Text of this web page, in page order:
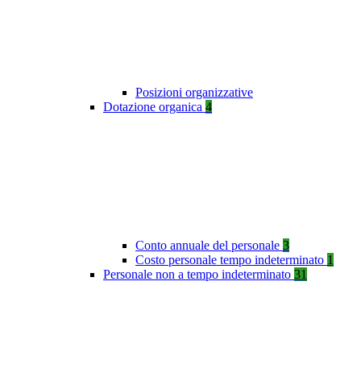
Posizioni organizzative
Dotazione organica 4
Conto annuale del personale 3
Costo personale tempo indeterminato 1
Personale non a tempo indeterminato 31